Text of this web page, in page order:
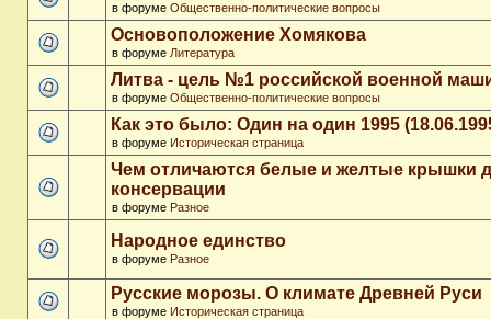
в форуме Общественно-политические вопросы
Основоположение Хомякова
в форуме Литература
Литва - цель №1 российской военной
в форуме Общественно-политические вопросы
Как это было: Один на один 1995
в форуме Историческая страница
Чем отличаются белые и желтые крышки
консервации
в форуме Разное
Народное единство
в форуме Разное
Русские морозы. О климате Древней Руси
в форуме Историческая страница